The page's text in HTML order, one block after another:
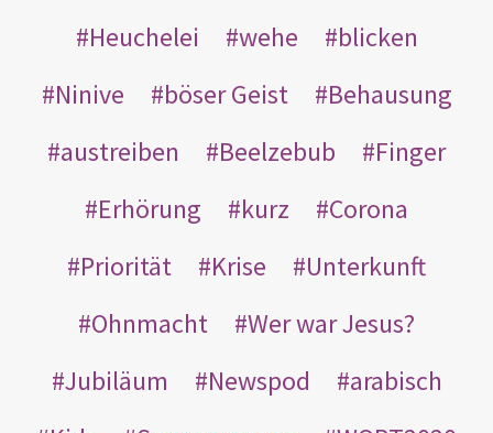
Heuchelei wehe
blicken
Ninive
böser Geist
Behausung
austreiben
Beelzebub
Finger
Erhörung
kurz
Corona
Priorität
Krise
Unterkunft
Ohnmacht
Wer war Jesus?
Jubiläum
Newspod
arabisch